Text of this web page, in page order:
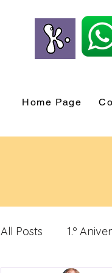
Home Page
All Posts 1.º